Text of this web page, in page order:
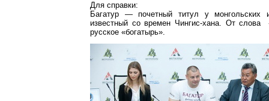
Для справки:
Багатур — почетный титул у монгольских
известный со времен Чингис-хана. От слова
русское «богатырь».